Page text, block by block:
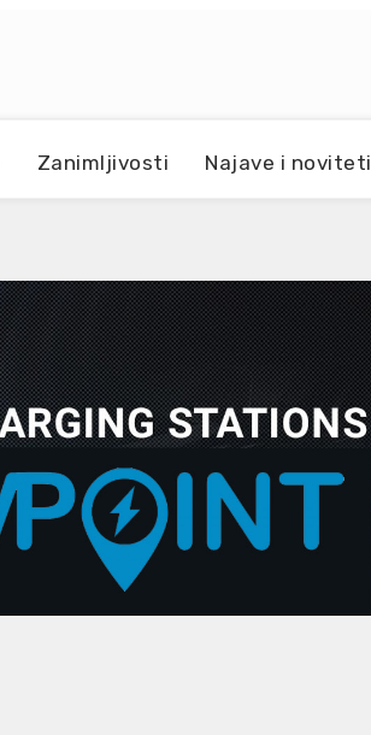
Zanimljivosti Najave i noviteti